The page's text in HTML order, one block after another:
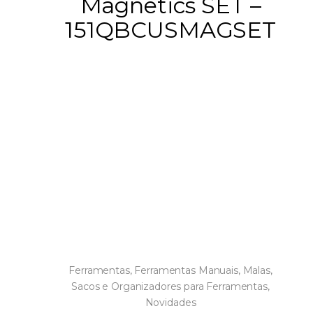
151QBCUSMAGSET
Ferramentas, Ferramentas Manuais, Malas,
Sacos e Organizadores para Ferramentas,
Novidades